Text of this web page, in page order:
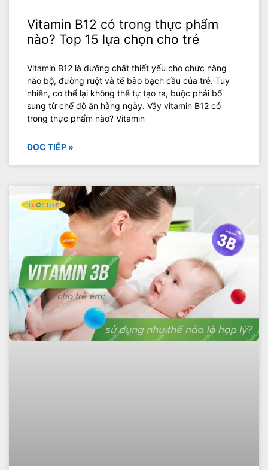
Vitamin B12 có trong thực phẩm
nào? Top 15 lựa chọn cho trẻ
Vitamin B12 là dưỡng chất thiết yếu cho chức năng
não bộ, đường ruột và tế bào bạch cầu của trẻ. Tuy
nhiên, cơ thể lại không thể tự tạo ra, buộc phải bổ
sung từ chế độ ăn hàng ngày. Vậy vitamin B12 có
trong thực phẩm nào? Vitamin
ĐỌC TIẾP »